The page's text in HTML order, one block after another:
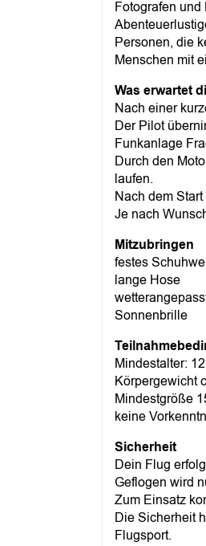
Fotografen
Personen, die
Menschen mit
Was erwartet
Nach einer
Der Pilot
Funkanlage
Durch den
laufen.
Nach dem
Je nach
Mitzubringen
festes
lange Hose
Sonnenbrille
Mindestalter:
Körpergewicht
Mindestgröße
keine
Sicherheit
Dein Flug
Geflogen wird
Zum Einsatz
Die Sicherheit
Flugsport.